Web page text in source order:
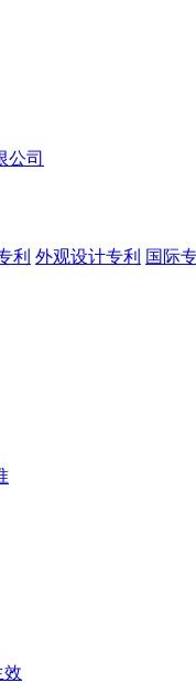
公司
利 外观设计专利 国际
效